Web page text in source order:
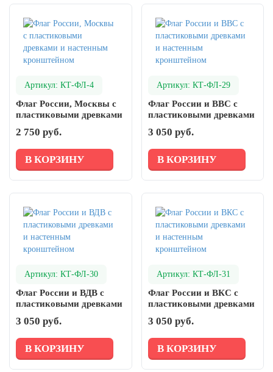
Артикул: КТ-ФЛ-4
Флаг России, Москвы с
пластиковыми древками
кронштейном
2 750 руб.
В КОРЗИНУ
Артикул: КТ-ФЛ-29
Флаг России и ВВС с
пластиковыми древками
кронштейном
3 050 руб.
В КОРЗИНУ
Артикул: КТ-ФЛ-30
Флаг России и ВДВ с
пластиковыми древками
кронштейном
3 050 руб.
В КОРЗИНУ
Артикул: КТ-ФЛ-31
Флаг России и ВКС с
пластиковыми древками
кронштейном
3 050 руб.
В КОРЗИНУ